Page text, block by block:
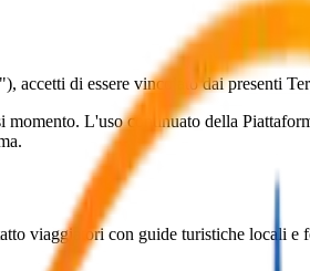
accetti di essere vincolato dai presenti
L'uso continuato della
viaggiatori con guide turistiche locali